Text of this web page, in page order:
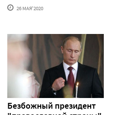
26 МАЯ'2020
Безбожный президент